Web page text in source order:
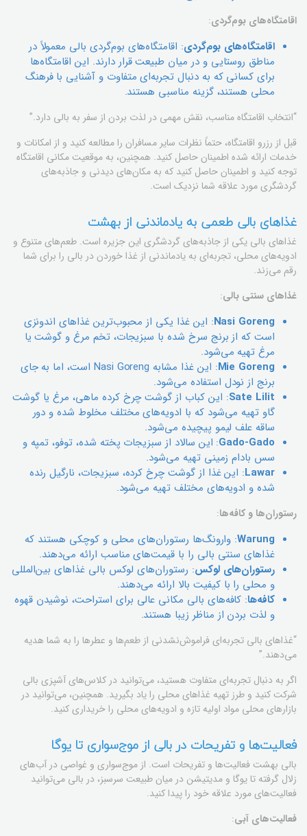
اقامتگاه‌های بوم‌گردی:
اقامتگاه‌های بوم‌گردی: اقامتگاه‌های بوم‌گردی بالی معمولاً در
مناطق روستایی و در میان طبیعت قرار دارند. این اقامتگاه‌ها
برای کسانی که به دنبال تجربه‌ای متفاوت و آشنایی با فرهنگ
محلی هستند، گزینه مناسبی هستند.
“انتخاب اقامتگاه مناسب، نقش مهمی در لذت بردن از سفر به بالی دارد.”
قبل از رزرو اقامتگاه، حتماً نظرات سایر مسافران را مطالعه کنید و از امکانات و
خدمات ارائه شده اطمینان حاصل کنید. همچنین، به موقعیت مکانی اقامتگاه
توجه کنید و اطمینان حاصل کنید که به مکان‌های دیدنی و جاذبه‌های
گردشگری مورد علاقه شما نزدیک است.
غذاهای بالی طعمی به یادماندنی از بهشت
غذاهای بالی یکی از جاذبه‌های گردشگری این جزیره است. طعم‌های متنوع و
ادویه‌های محلی، تجربه‌ای به یادماندنی از غذا خوردن در بالی را برای شما
رقم می‌زند.
غذاهای سنتی بالی:
Nasi Goreng: این غذا یکی از محبوب‌ترین غذاهای اندونزی
است که از برنج سرخ شده با سبزیجات، تخم مرغ و گوشت یا
مرغ تهیه می‌شود.
Mie Goreng
: این غذا مشابه Nasi Goreng است، اما به جای
برنج از نودل استفاده می‌شود.
Sate Lilit: این کباب از گوشت چرخ کرده ماهی، مرغ یا گوشت
گاو تهیه می‌شود که با ادویه‌های مختلف مخلوط شده و دور
ساقه علف لیمو پیچیده می‌شود.
Gado-Gado: این سالاد از سبزیجات پخته شده، توفو، تمپه و
سس بادام زمینی تهیه می‌شود.
Lawar: این غذا از گوشت چرخ کرده، سبزیجات، نارگیل رنده
شده و ادویه‌های مختلف تهیه می‌شود.
رستوران‌ها و کافه‌ها:
Warung: وارونگ‌ها رستوران‌های محلی و کوچکی هستند که
غذاهای سنتی بالی را با قیمت‌های مناسب ارائه می‌دهند.
رستوران‌های لوکس: رستوران‌های لوکس بالی غذاهای بین‌المللی
و محلی را با کیفیت بالا ارائه می‌دهند.
کافه‌ها: کافه‌های بالی مکانی عالی برای استراحت، نوشیدن قهوه
و لذت بردن از مناظر زیبا هستند.
“غذاهای بالی تجربه‌ای فراموش‌نشدنی از طعم‌ها و عطرها را به شما هدیه
می‌دهند.”
اگر به دنبال تجربه‌ای متفاوت هستید، می‌توانید در کلاس‌های آشپزی بالی
شرکت کنید و طرز تهیه غذاهای محلی را یاد بگیرید. همچنین، می‌توانید در
بازارهای محلی مواد اولیه تازه و ادویه‌های محلی را خریداری کنید.
فعالیت‌ها و تفریحات در بالی از موج‌سواری تا یوگا
بالی بهشت فعالیت‌ها و تفریحات است. از موج‌سواری و غواصی در آب‌های
زلال گرفته تا یوگا و مدیتیشن در میان طبیعت سرسبز، در بالی می‌توانید
فعالیت‌های مورد علاقه خود را پیدا کنید.
فعالیت‌های آبی: